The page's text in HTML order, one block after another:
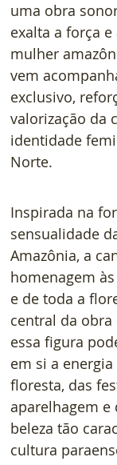
uma obra
exalta a força
mulher
vem
exclusivo,
valorização da
identidade
Norte.
Inspirada na
sensualidade
Amazônia, a
homenagem
e de toda a
central da obra
essa figura
em si a
floresta, das
aparelhagem
beleza tão
cultura